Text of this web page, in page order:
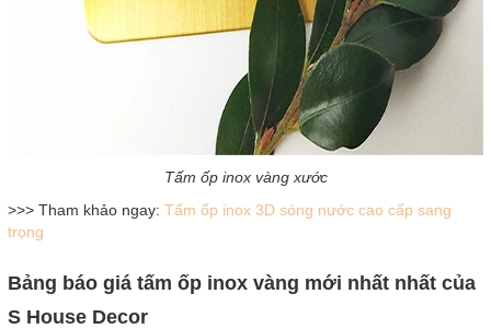
Tấm ốp inox vàng xước
>>> Tham khảo ngay: Tấm ốp inox 3D sóng nước cao cấp sang
trọng
Bảng báo giá tấm ốp inox vàng mới nhất nhất của
S House Decor